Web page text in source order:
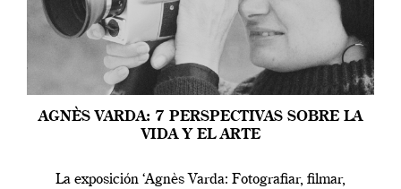
AGNÈS VARDA: 7 PERSPECTIVAS SOBRE LA
VIDA Y EL ARTE
La exposición ‘Agnès Varda: Fotografiar, filmar,